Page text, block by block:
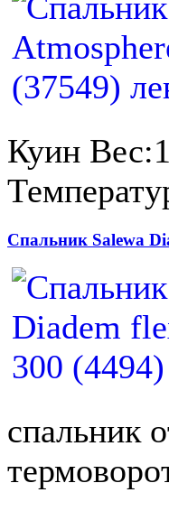
Куин
Спальник Salewa
спальник